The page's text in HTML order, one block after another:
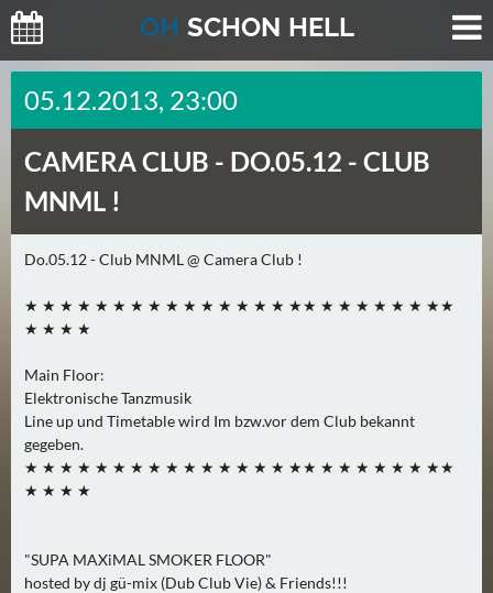
OH SCHON HELL
H
E
T
E
(
)
M
R
G
E
N
(
05.12.2013, 23:00
CAMERA CLUB - DO.05.12 - CLUB
MNML !
Do.05.12 - Club MNML @ Camera Club !
★ ★ ★ ★ ★ ★ ★ ★ ★ ★ ★ ★ ★ ★ ★ ★★ ★ ★ ★ ★ ★ ★ ★★
★ ★ ★ ★
Main Floor:
Elektronische Tanzmusik
Line up und Timetable wird Im bzw.vor dem Club bekannt
gegeben.
★ ★ ★ ★ ★ ★ ★ ★ ★ ★ ★ ★ ★ ★ ★ ★★ ★ ★ ★ ★ ★ ★ ★★
★ ★ ★ ★
"SUPA MAXiMAL SMOKER FLOOR"
hosted by dj gü-mix (Dub Club Vie) & Friends!!!